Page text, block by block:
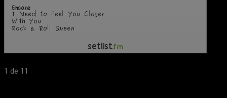
1 de 11